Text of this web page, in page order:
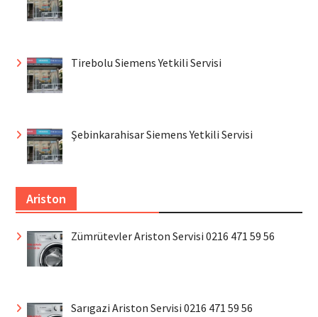
Tirebolu Siemens Yetkili Servisi
Şebinkarahisar Siemens Yetkili Servisi
Ariston
Zümrütevler Ariston Servisi 0216 471 59 56
Sarıgazi Ariston Servisi 0216 471 59 56